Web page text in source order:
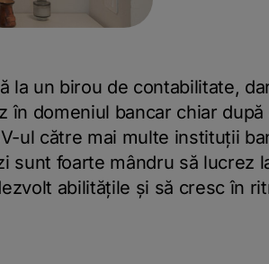
la un birou de contabilitate,
domeniul bancar chiar după
ul către mai multe instituții
sunt foarte mândru să lucrez
abilitățile și să cresc în